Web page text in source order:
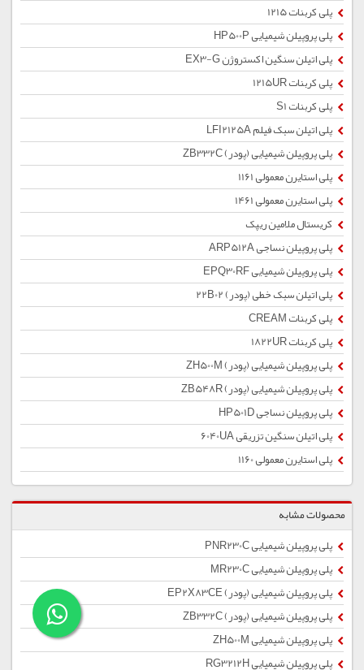
پلی کربنات 1215
پلی پروپیلن شیمیایی HP500P
پلی اتیلن سنگین اکستروژن EX3-G
پلی کربنات 1215UR
پلی کربنات S1
پلی اتیلن سبک فیلم LFI2125A
پلی پروپیلن شیمیایی (پودر) ZB332C
پلی استایرن معمولی 1161
پلی استایرن معمولی 1461
کریستال ملامین ریپک
پلی پروپیلن نساجی ARP512A
پلی پروپیلن شیمیایی EPQ30RF
پلی اتیلن سبک خطی (پودر) 22B02
پلی کربنات CREAM
پلی کربنات 1822UR
پلی پروپیلن شیمیایی (پودر) ZH500M
پلی پروپیلن شیمیایی (پودر) ZB548R
پلی پروپیلن نساجی HP501D
پلی اتیلن سنگین تزریقی 6040UA
پلی استایرن معمولی 1160
محصولات مشابه
پلی پروپیلن شیمیایی PNR230C
پلی پروپیلن شیمیایی MR230C
پلی پروپیلن شیمیایی (پودر) EP2X83CE
پلی پروپیلن شیمیایی (پودر) ZB332C
پلی پروپیلن شیمیایی ZH500M
پلی پروپیلن شیمیایی RG3212H